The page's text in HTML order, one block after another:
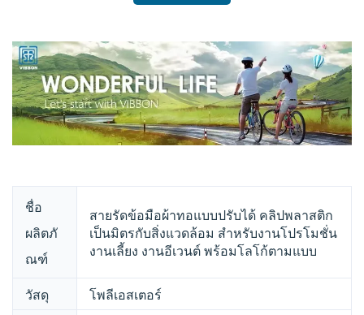
ชื่อ
ผลิตภั
ณฑ์
สายรัดข้อมือผ้าทอแบบปรับได้ คลิปพลาสติก
เป็นมิตรกับสิ่งแวดล้อม สำหรับงานโปรโมชั่น
งานเลี้ยง งานอีเวนต์ พร้อมโลโก้ตามแบบ
วัสดุ
โพลีเอสเตอร์